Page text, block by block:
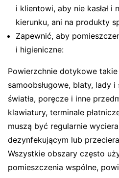
i klientowi, aby nie kasłał i
kierunku, ani na produkty
Zapewnić, aby
i higieniczne:
Powierzchnie dotykowe
samoobsługowe, blaty, lady i
światła, poręcze i inne
klawiatury, terminale
muszą być regularnie
dezynfekującym lub
Wszystkie obszary często
pomieszczenia wspólne,